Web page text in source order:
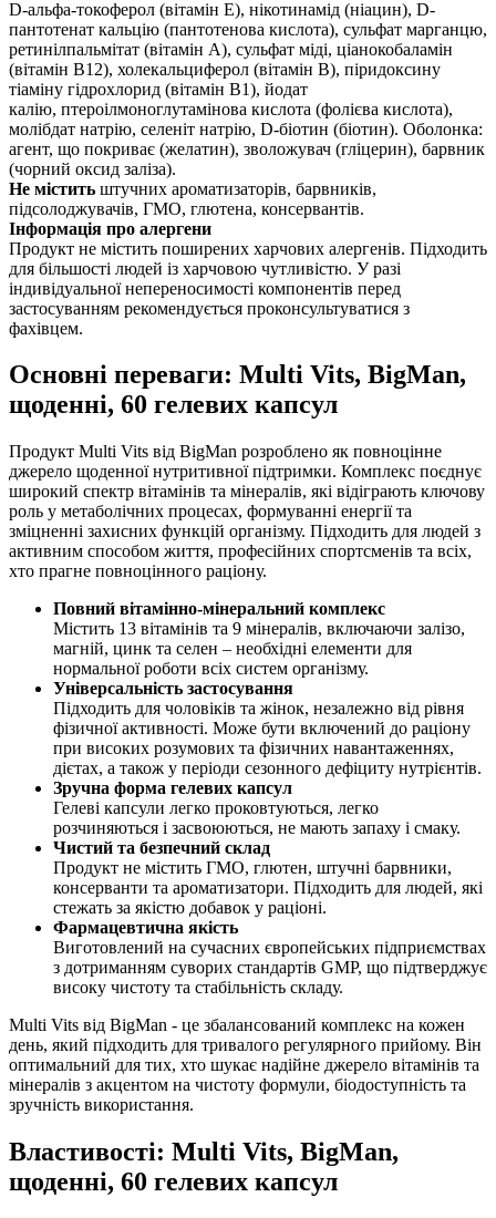
D-альфа-токоферол (вітамін Е), нікотинамід (ніацин), D-
пантотенат кальцію (пантотенова кислота), сульфат марганцю,
ретинілпальмітат (вітамін А), сульфат міді, ціанокобаламін
(вітамін B12), холекальциферол (вітамін B), піридоксину
тіаміну гідрохлорид (вітамін B1), йодат
калію, птероілмоноглутамінова кислота (фолієва кислота),
молібдат натрію, селеніт натрію, D-біотин (біотин). Оболонка:
агент, що покриває (желатин), зволожувач (гліцерин), барвник
(чорний оксид заліза).
Не містить штучних ароматизаторів, барвників,
підсолоджувачів, ГМО, глютена, консервантів.
Інформація про алергени
Продукт не містить поширених харчових алергенів. Підходить
для більшості людей із харчовою чутливістю. У разі
індивідуальної непереносимості компонентів перед
застосуванням рекомендується проконсультуватися з
фахівцем.
Основні переваги: Multi Vits, BigMan,
щоденні, 60 гелевих капсул
Продукт Multi Vits від BigMan розроблено як повноцінне
джерело щоденної нутритивної підтримки. Комплекс поєднує
широкий спектр вітамінів та мінералів, які відіграють ключову
роль у метаболічних процесах, формуванні енергії та
зміцненні захисних функцій організму. Підходить для людей з
активним способом життя, професійних спортсменів та всіх,
хто прагне повноцінного раціону.
Повний вітамінно-мінеральний комплекс
Містить 13 вітамінів та 9 мінералів, включаючи залізо,
магній, цинк та селен – необхідні елементи для
нормальної роботи всіх систем організму.
Універсальність застосування
Підходить для чоловіків та жінок, незалежно від рівня
фізичної активності. Може бути включений до раціону
при високих розумових та фізичних навантаженнях,
дієтах, а також у періоди сезонного дефіциту нутрієнтів.
Зручна форма гелевих капсул
Гелеві капсули легко проковтуються, легко
розчиняються і засвоюються, не мають запаху і смаку.
Чистий та безпечний склад
Продукт не містить ГМО, глютен, штучні барвники,
консерванти та ароматизатори. Підходить для людей, які
стежать за якістю добавок у раціоні.
Фармацевтична якість
Виготовлений на сучасних європейських підприємствах
з дотриманням суворих стандартів GMP, що підтверджує
високу чистоту та стабільність складу.
Multi Vits від BigMan - це збалансований комплекс на кожен
день, який підходить для тривалого регулярного прийому. Він
оптимальний для тих, хто шукає надійне джерело вітамінів та
мінералів з акцентом на чистоту формули, біодоступність та
зручність використання.
Властивості: Multi Vits, BigMan,
щоденні, 60 гелевих капсул